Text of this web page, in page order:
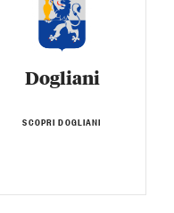
Dogliani
SCOPRI DOGLIANI